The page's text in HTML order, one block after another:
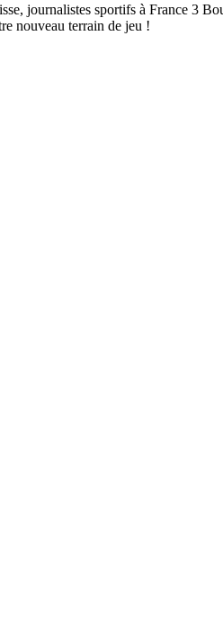
journalistes sportifs à France 3
nouveau terrain de jeu !